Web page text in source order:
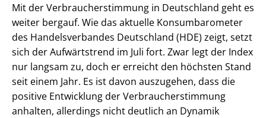
Mit der Verbraucherstimmung in Deutschland geht es
weiter bergauf. Wie das aktuelle Konsumbarometer
des Handelsverbandes Deutschland (HDE) zeigt, setzt
sich der Aufwärtstrend im Juli fort. Zwar legt der Index
nur langsam zu, doch er erreicht den höchsten Stand
seit einem Jahr. Es ist davon auszugehen, dass die
positive Entwicklung der Verbraucherstimmung
anhalten, allerdings nicht deutlich an Dynamik